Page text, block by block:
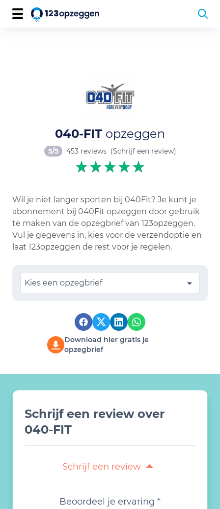
040-FIT opzeggen
5/5 453 reviews (Schrijf een review)
Wil je niet langer sporten bij 040Fit? Je kunt je
abonnement bij 040Fit opzeggen door gebruik
te maken van de opzegbrief van 123opzeggen.
Vul je gegevens in, kies voor de verzendoptie en
laat 123opzeggen de rest voor je regelen.
Kies een opzegbrief
Download hier gratis je
opzegbrief
Schrijf een review over
040-FIT
Schrijf een review
Beoordeel je ervaring *